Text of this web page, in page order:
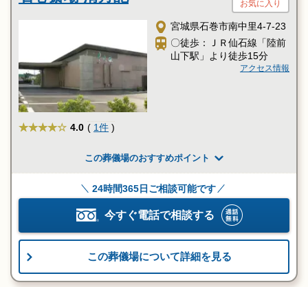
お気に入り
宮城県石巻市南中里4-7-23
〇徒歩：ＪＲ仙石線「陸前
山下駅」より徒歩15分
アクセス情報
★★★★ 4.0 ( 1件 )
この葬儀場のおすすめポイント
24時間365日ご相談可能です
今すぐ電話で相談する
この葬儀場について詳細を見る